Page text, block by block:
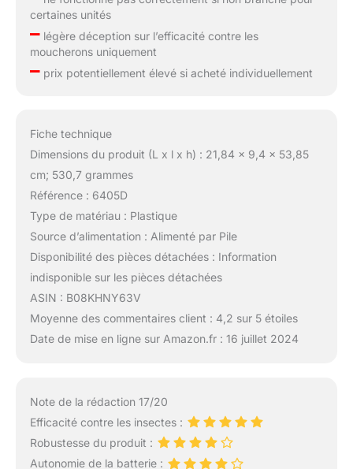
certaines unités
–légère déception sur l’efficacité contre les
moucherons uniquement
–prix potentiellement élevé si acheté individuellement
Fiche technique
Dimensions du produit (L x l x h) : 21,84 x 9,4 x 53,85
cm; 530,7 grammes
Référence : 6405D
Type de matériau : Plastique
Source d’alimentation : Alimenté par Pile
Disponibilité des pièces détachées : Information
indisponible sur les pièces détachées
ASIN : B08KHNY63V
Moyenne des commentaires client : 4,2 sur 5 étoiles
Date de mise en ligne sur Amazon.fr : 16 juillet 2024
Note de la rédaction 17/20
Efficacité contre les insectes :
Robustesse du produit :
Autonomie de la batterie :